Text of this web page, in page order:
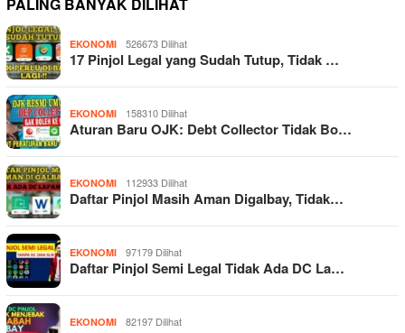
PALING BANYAK DILIHAT
EKONOMI 526673 Dilihat
17 Pinjol Legal yang Sudah Tutup, Tidak …
EKONOMI 158310 Dilihat
Aturan Baru OJK: Debt Collector Tidak Bo…
EKONOMI 112933 Dilihat
Daftar Pinjol Masih Aman Digalbay, Tidak…
EKONOMI 97179 Dilihat
Daftar Pinjol Semi Legal Tidak Ada DC La…
EKONOMI 82197 Dilihat